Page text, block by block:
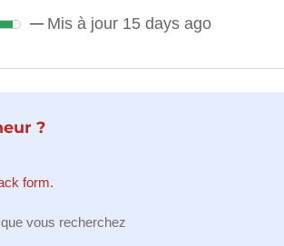
Mis à jour 15 days ago
?
form.
vous recherchez